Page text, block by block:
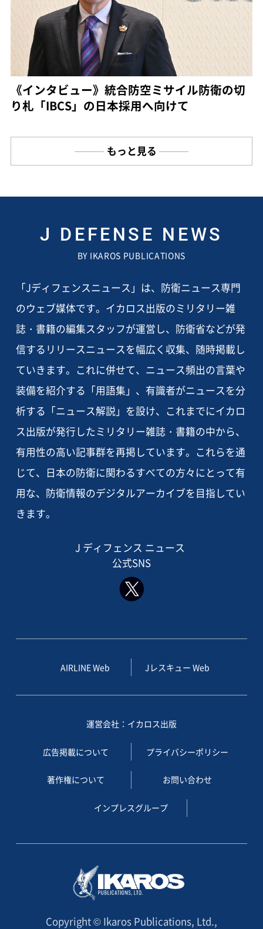
《インタビュー》統合防空ミサイル防衛の切
り札「IBCS」の日本採用へ向けて
もっと見る
J DEFENSE NEWS
BY IKAROS PUBLICATIONS
「Jディフェンスニュース」は、防衛ニュース専門
のウェブ媒体です。イカロス出版のミリタリー雑
誌・書籍の編集スタッフが運営し、防衛省などが発
信するリリースニュースを幅広く収集、随時掲載し
ていきます。これに併せて、ニュース頻出の言葉や
装備を紹介する「用語集」、有識者がニュースを分
析する「ニュース解説」を設け、これまでにイカロ
ス出版が発行したミリタリー雑誌・書籍の中から、
有用性の高い記事群を再掲しています。これらを通
じて、日本の防衛に関わるすべての方々にとって有
用な、防衛情報のデジタルアーカイブを目指してい
きます。
J ディフェンス ニュース
公式SNS
AIRLINE Web Jレスキュー Web
運営会社：イカロス出版
広告掲載について プライバシーポリシー
著作権について お問い合わせ
インプレスグループ
Copyright © Ikaros Publications, Ltd.,